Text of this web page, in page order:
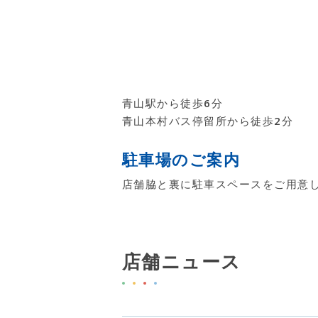
青山駅から徒歩6分
青山本村バス停留所から徒歩2分
駐車場のご案内
店舗脇と裏に駐車スペースをご用意
店舗ニュース